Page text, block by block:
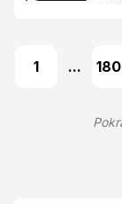
1 ...